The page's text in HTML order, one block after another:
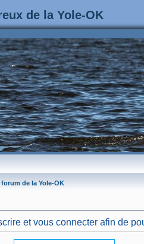
de la Yole-OK
forum de la Yole-OK
et vous connecter afin de